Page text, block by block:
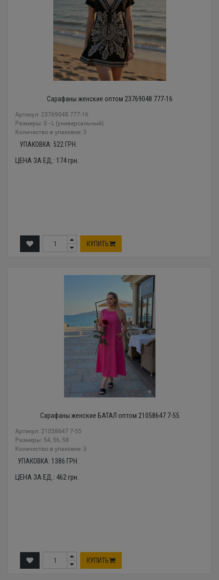
Сарафаны женские оптом 23769048 777-16
Артикул: 23769048 777-16
Размеры: S - L (универсальный)
Количество в упаковке: 3
УПАКОВКА: 522 ГРН.
ЦЕНА ЗА ЕД.: 174грн.
КУПИТЬ
Сарафаны женские БАТАЛ оптом 21058647 7-55
Артикул: 21058647 7-55
Размеры: 54, 56, 58
Количество в упаковке: 3
УПАКОВКА: 1386 ГРН.
ЦЕНА ЗА ЕД.: 462грн.
КУПИТЬ